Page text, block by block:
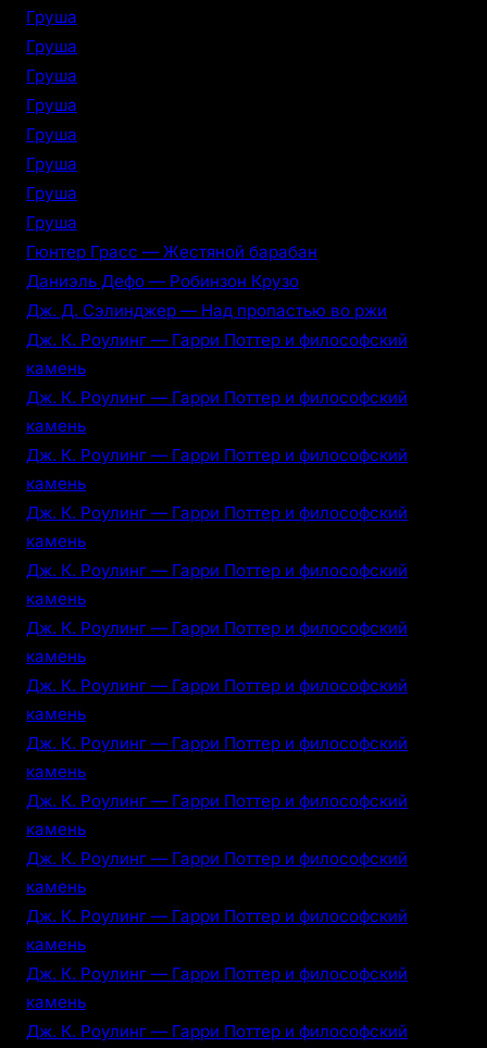
Груша
Груша
Груша
Груша
Груша
Груша
Груша
Груша
Гюнтер Грасс — Жестяной барабан
Даниэль Дефо — Робинзон Крузо
Дж. Д. Сэлинджер — Над пропастью во ржи
Дж. К. Роулинг — Гарри Поттер и философский
камень
Дж. К. Роулинг — Гарри Поттер и философский
камень
Дж. К. Роулинг — Гарри Поттер и философский
камень
Дж. К. Роулинг — Гарри Поттер и философский
камень
Дж. К. Роулинг — Гарри Поттер и философский
камень
Дж. К. Роулинг — Гарри Поттер и философский
камень
Дж. К. Роулинг — Гарри Поттер и философский
камень
Дж. К. Роулинг — Гарри Поттер и философский
камень
Дж. К. Роулинг — Гарри Поттер и философский
камень
Дж. К. Роулинг — Гарри Поттер и философский
камень
Дж. К. Роулинг — Гарри Поттер и философский
камень
Дж. К. Роулинг — Гарри Поттер и философский
камень
Дж. К. Роулинг — Гарри Поттер и философский